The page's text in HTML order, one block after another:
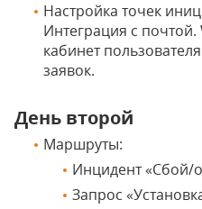
Настройка точек
Интеграция с
кабинет
заявок.
День второй
Маршруты:
Инцидент «Сбой/
Запрос